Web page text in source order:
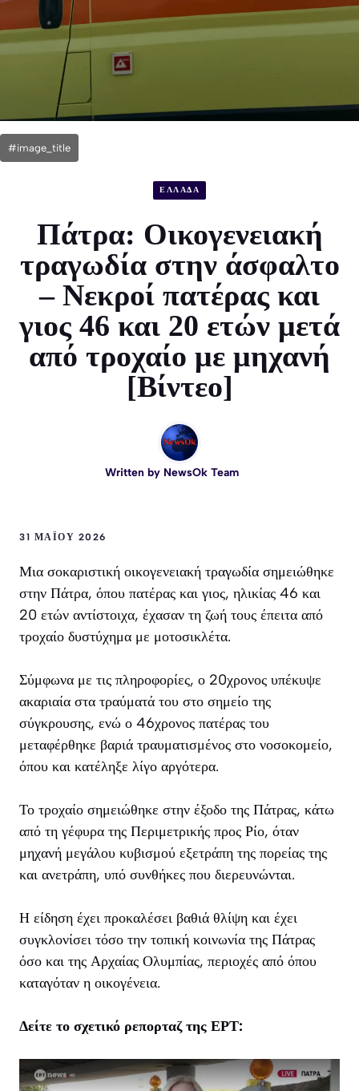
#image_title
ΕΛΛΑΔΑ
Πάτρα: Οικογενειακή
τραγωδία στην άσφαλτο
– Νεκροί πατέρας και
γιος 46 και 20 ετών μετά
από τροχαίο με μηχανή
[Βίντεο]
Written by NewsOk Team
31 ΜΑΪ́ΟΥ 2026
Μια σοκαριστική οικογενειακή τραγωδία σημειώθηκε
στην Πάτρα, όπου πατέρας και γιος, ηλικίας 46 και
20 ετών αντίστοιχα, έχασαν τη ζωή τους έπειτα από
τροχαίο δυστύχημα με μοτοσικλέτα.
Σύμφωνα με τις πληροφορίες, ο 20χρονος υπέκυψε
ακαριαία στα τραύματά του στο σημείο της
σύγκρουσης, ενώ ο 46χρονος πατέρας του
μεταφέρθηκε βαριά τραυματισμένος στο νοσοκομείο,
όπου και κατέληξε λίγο αργότερα.
Το τροχαίο σημειώθηκε στην έξοδο της Πάτρας, κάτω
από τη γέφυρα της Περιμετρικής προς Ρίο, όταν
μηχανή μεγάλου κυβισμού εξετράπη της πορείας της
και ανετράπη, υπό συνθήκες που διερευνώνται.
Η είδηση έχει προκαλέσει βαθιά θλίψη και έχει
συγκλονίσει τόσο την τοπική κοινωνία της Πάτρας
όσο και της Αρχαίας Ολυμπίας, περιοχές από όπου
καταγόταν η οικογένεια.
Δείτε το σχετικό ρεπορταζ της ΕΡΤ: